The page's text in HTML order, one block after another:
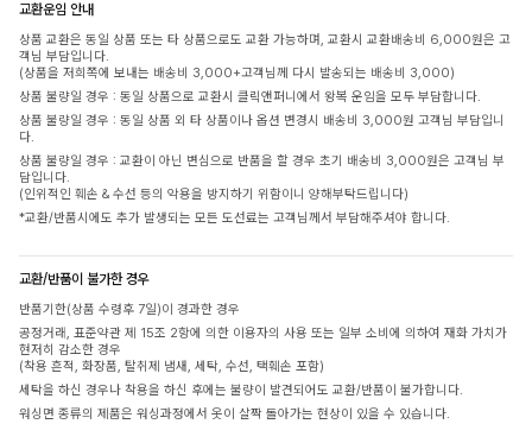
교환운임 안내
상품 교환은 동일 상품 또는 타 상품으로도 교환 가능하며, 교환시 교환배송비 6,000원은 고
객님 부담입니다.
(상품을 저희쪽에 보내는 배송비 3,000+고객님께 다시 발송되는 배송비 3,000)
상품 불량일 경우 : 동일 상품으로 교환시 클릭앤퍼니에서 왕복 운임을 모두 부담합니다.
상품 불량일 경우 : 동일 상품 외 타 상품이나 옵션 변경시 배송비 3,000원 고객님 부담입니
다.
상품 불량일 경우 : 교환이 아닌 변심으로 반품을 할 경우 초기 배송비 3,000원은 고객님 부
담입니다.
(인위적인 훼손 & 수선 등의 악용을 방지하기 위함이니 양해부탁드립니다)
*교환/반품시에도 추가 발생되는 모든 도선료는 고객님께서 부담해주셔야 합니다.
교환/반품이 불가한 경우
반품기한(상품 수령후 7일)이 경과한 경우
공정거래, 표준약관 제 15조 2항에 의한 이용자의 사용 또는 일부 소비에 의하여 재화 가치가
현저히 감소한 경우
(착용 흔적, 화장품, 탈취제 냄새, 세탁, 수선, 택훼손 포함)
세탁을 하신 경우나 착용을 하신 후에는 불량이 발견되어도 교환/반품이 불가합니다.
워싱면 종류의 제품은 워싱과정에서 옷이 살짝 돌아가는 현상이 있을 수 있습니다.